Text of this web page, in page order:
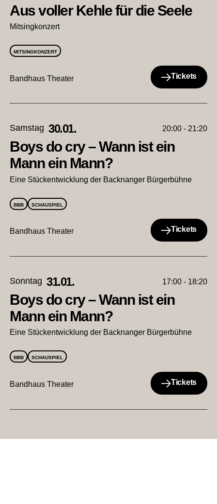
Aus voller Kehle für die Seele
Mitsingkonzert
MITSINGKONZERT
Bandhaus Theater Tickets
Samstag 30.01. 20:00 - 21:20
Boys do cry – Wann ist ein
Mann ein Mann?
Eine Stückentwicklung der Backnanger Bürgerbühne
BBB SCHAUSPIEL
Bandhaus Theater Tickets
Sonntag 31.01. 17:00 - 18:20
Boys do cry – Wann ist ein
Mann ein Mann?
Eine Stückentwicklung der Backnanger Bürgerbühne
BBB SCHAUSPIEL
Bandhaus Theater Tickets